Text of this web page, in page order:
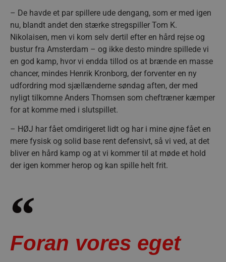
– De havde et par spillere ude dengang, som er med igen
nu, blandt andet den stærke stregspiller Tom K.
Nikolaisen, men vi kom selv dertil efter en hård rejse og
bustur fra Amsterdam – og ikke desto mindre spillede vi
en god kamp, hvor vi endda tillod os at brænde en masse
chancer, mindes Henrik Kronborg, der forventer en ny
udfordring mod sjællænderne søndag aften, der med
nyligt tilkomne Anders Thomsen som cheftræner kæmper
for at komme med i slutspillet.
– HØJ har fået omdirigeret lidt og har i mine øjne fået en
mere fysisk og solid base rent defensivt, så vi ved, at det
bliver en hård kamp og at vi kommer til at møde et hold
der igen kommer herop og kan spille helt frit.
Foran vores eget